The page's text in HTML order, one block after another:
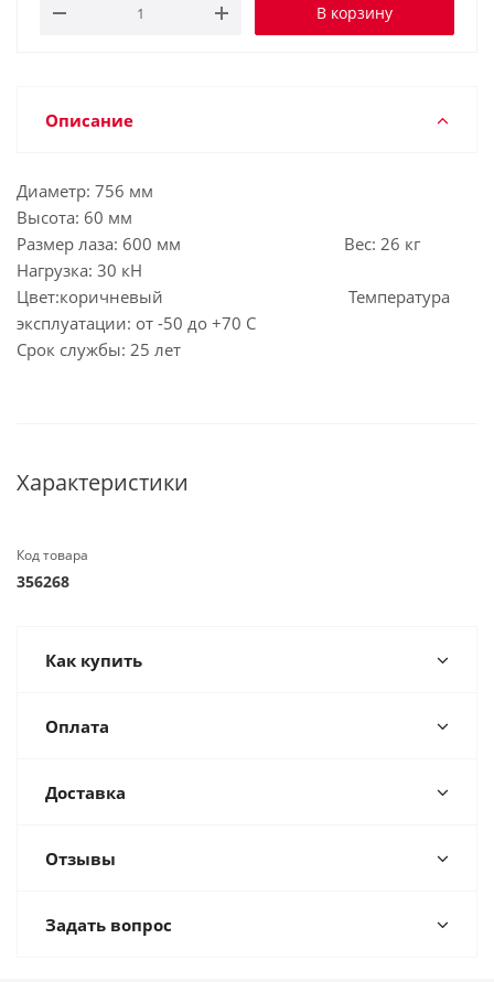
В корзину
Описание
Диаметр: 756 мм
Высота: 60 мм
Размер лаза: 600 мм Вес: 26 кг
Нагрузка: 30 кН
Цвет:коричневый Температура
эксплуатации: от -50 до +70 С
Срок службы: 25 лет
Характеристики
Код товара
356268
Как купить
Оплата
Доставка
Отзывы
Задать вопрос